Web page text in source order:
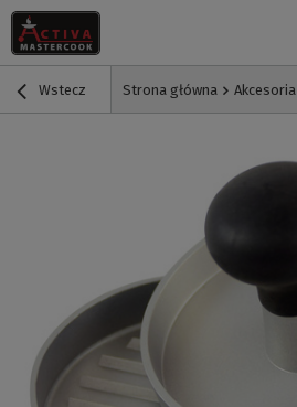
Wstecz Strona główna Akcesoria